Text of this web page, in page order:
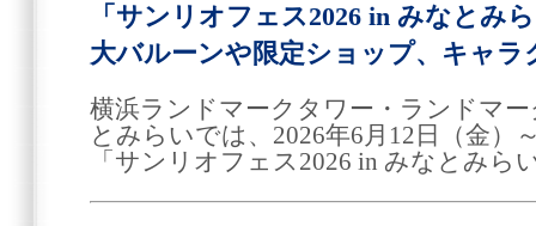
「サンリオフェス2026 in みなとみ
大バルーンや限定ショップ、キャラ
横浜ランドマークタワー・ランドマ
とみらいでは、2026年6月12日（金）
「サンリオフェス2026 in みなとみら